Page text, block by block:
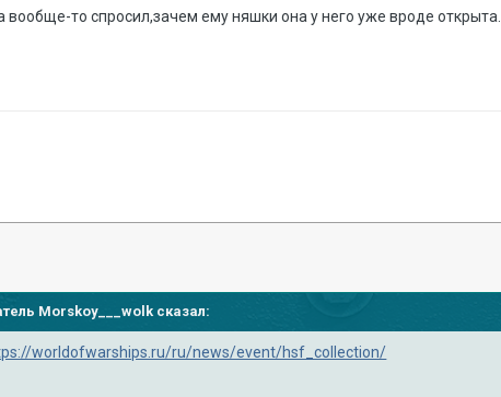
то спросил,зачем ему няшки она у него уже вроде открыта...
Morskoy___wolk сказал:
worldofwarships.ru/ru/news/event/hsf_collection/